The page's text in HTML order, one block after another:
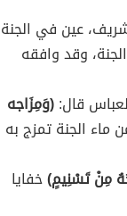
عين في الجنة
وقد وافقه
قال:(وَمِزَاجه
ماء الجنة تمزج به
مِنْ تَسْنِيمٍ)خفايا